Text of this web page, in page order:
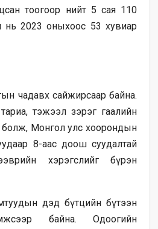
тоогоор нийт 5 сая 110
нь 2023 оныхоос 53 хувиар
чадавх сайжирсаар байна.
тэжээл зэрэг гаалийн
болж, Монгол улс хоорондын
8-аас доош суудалтай
хэрэгслийг бүрэн
дэд бүтцийн бүтээн
байна. Одоогийн